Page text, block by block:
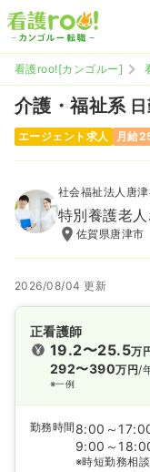
看護roo![カンゴルー]
介護・福祉系
エージェント求人 月給
社会福祉法人唐
特別養護老
佐賀県唐津市
2026/08/04 更新
正看護師
19.2〜25.5万
292〜390万円/
※一例
勤務時間 8:00～
9:00～
※時短勤務相